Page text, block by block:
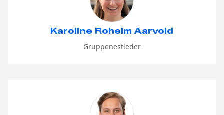
Karoline Roheim Aarvold
Gruppenestleder